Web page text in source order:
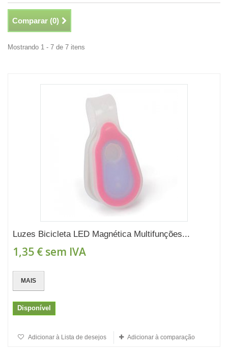
Comparar (0)
Mostrando 1 - 7 de 7 itens
Luzes Bicicleta LED Magnética Multifunções...
1,35 € sem IVA
MAIS
Disponível
Adicionar à Lista de desejos Adicionar à comparação